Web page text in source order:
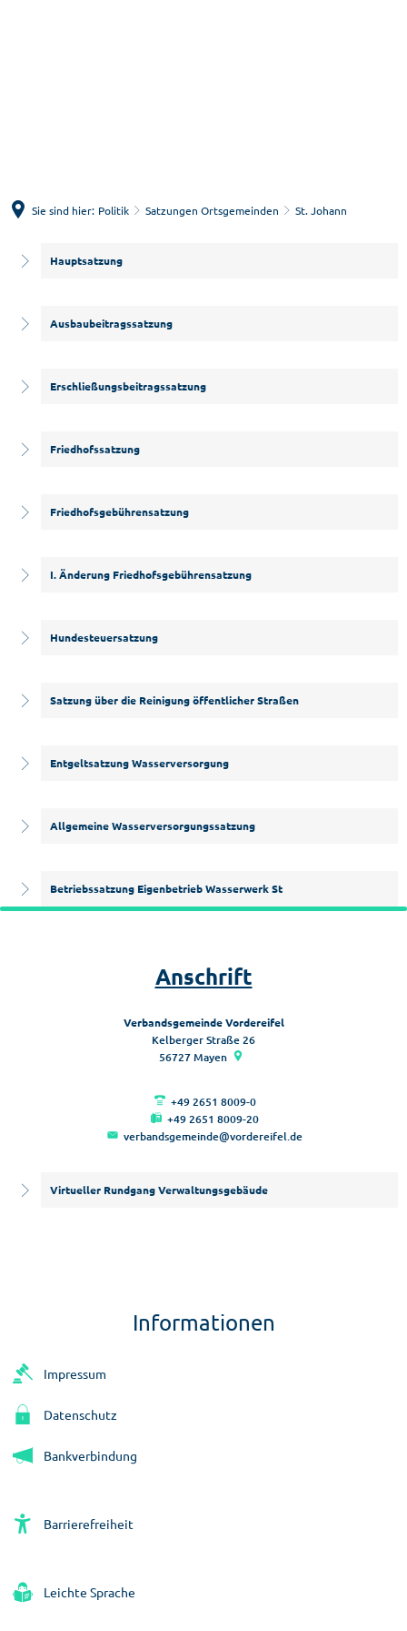
Sie sind hier: Politik Satzungen Ortsgemeinden St. Johann
St.
Hauptsatzung
Ausbaubeitragssatzung
Erschließungsbeitragssatzung
Friedhofssatzung
Friedhofsgebührensatzung
I. Änderung Friedhofsgebührensatzung
Hundesteuersatzung
Satzung über die Reinigung öffentlicher Straßen
Entgeltsatzung Wasserversorgung
Allgemeine Wasserversorgungssatzung
Betriebssatzung Eigenbetrieb Wasserwerk St
Anschrift
Verbandsgemeinde Vordereifel
Kelberger Straße 26
56727 Mayen
+49 2651 8009-0
+49 2651 8009-20
verbandsgemeinde@vordereifel.de
Virtueller Rundgang Verwaltungsgebäude
Informationen
Impressum
Datenschutz
Bankverbindung
Barrierefreiheit
Leichte Sprache